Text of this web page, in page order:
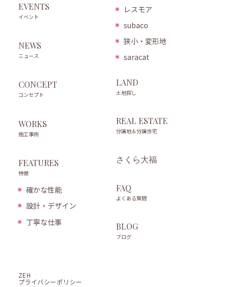
EVENTS
イベント
NEWS
ニュース
CONCEPT
コンセプト
WORKS
施工事例
FEATURES
特徴
確かな性能
設計・デザイン
丁寧な仕事
レスモア
subaco
狭小・変形地
saracat
LAND
土地探し
REAL ESTATE
分譲地＆分譲住宅
さくら大福
FAQ
よくある質問
BLOG
ブログ
ZEH
プライバシーポリシー